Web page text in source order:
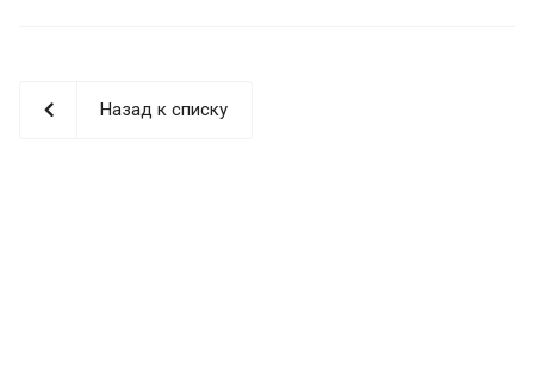
Назад к списку